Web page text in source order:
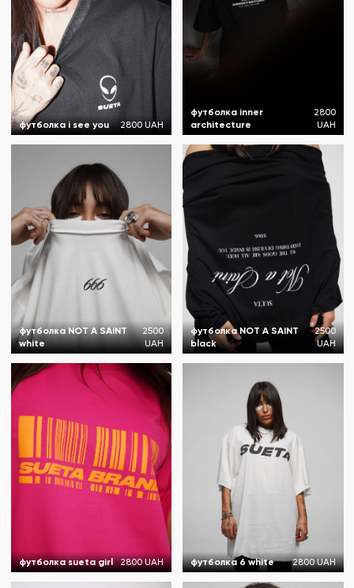
футболка i see you 2800 UAH
футболка inner
architecture
2800
UAH
футболка NOT A SAINT
white
2500
UAH
футболка NOT A SAINT
black
2500
UAH
футболка sueta girl 2800 UAH футболка 6 white 2800 UAH